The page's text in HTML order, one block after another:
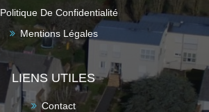
Politique De Confidentialité
Mentions Légales
LIENS UTILES
Contact